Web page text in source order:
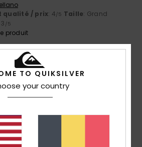
qualité / prix: 4/5 Taille: Grand
/5
produit
5/5
qualité / prix
5/5
TO QUIKSILVER
your country